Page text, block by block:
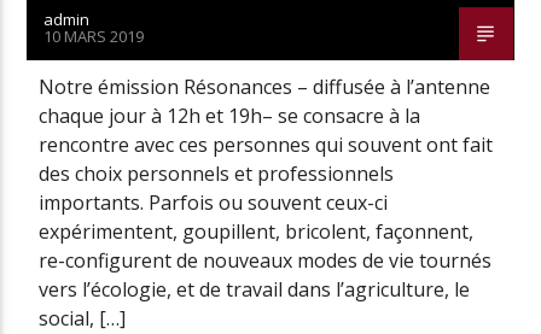
admin
10 MARS 2019
Notre émission Résonances – diffusée à l’antenne
chaque jour à 12h et 19h– se consacre à la
rencontre avec ces personnes qui souvent ont fait
des choix personnels et professionnels
importants. Parfois ou souvent ceux-ci
expérimentent, goupillent, bricolent, façonnent,
re-configurent de nouveaux modes de vie tournés
vers l’écologie, et de travail dans l’agriculture, le
social, […]